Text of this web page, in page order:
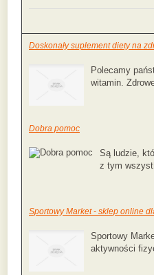
Doskonały suplement diety na
Polecamy
witamin.
Dobra pomoc
Są ludzie,
z tym
Sportowy Market - sklep online
Sportowy
aktywności